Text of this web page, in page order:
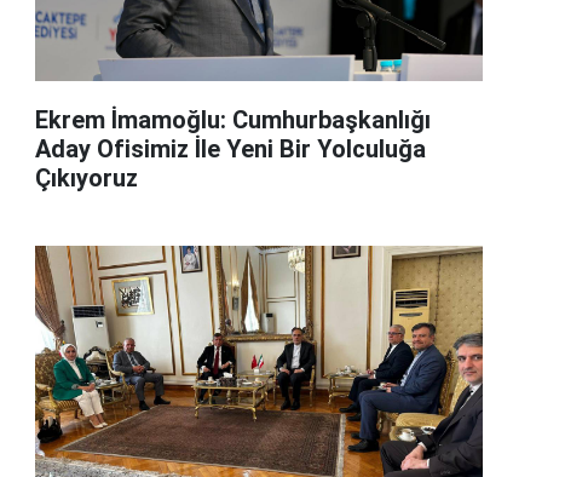
Ekrem İmamoğlu: Cumhurbaşkanlığı
Aday Ofisimiz İle Yeni Bir Yolculuğa
Çıkıyoruz